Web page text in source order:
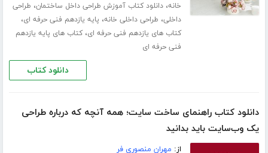
خانه،دانلود کتاب آموزش طراحی داخل ساختمان، طراحی
داخلی، طراحی داخلی خانه، پایه یازدهم فنی حرفه ای،
کتاب های یازدهم فنی حرفه ای،کتاب های پایه یازدهم
فنی حرفه ای
دانلود کتاب
دانلود کتاب راهنمای ساخت سایت؛ همه آنچه که درباره طراحی
یک وب‌سایت باید بدانید
از: مهران منصوری فر